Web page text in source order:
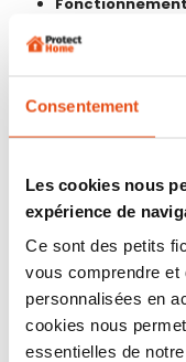
Consentement
Les cookies nous
expérience de
Ce sont des petits
vous comprendre et
personnalisées en
cookies nous
essentielles de
Dimensions
Axe : 40 mm |
longueur : 130
long. 230 mm ×
Norme :
Fabrication
Livré avec gâche
Autres versions :
Bouton : serrure
Sans